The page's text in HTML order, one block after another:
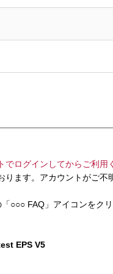
ログインしてからご利用
ます。アカウントがご不
「○○○ FAQ」アイコンをク
EPS V5